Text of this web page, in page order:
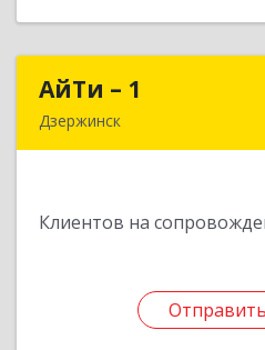
АйТи – 1
Дзержинск
Клиентов на